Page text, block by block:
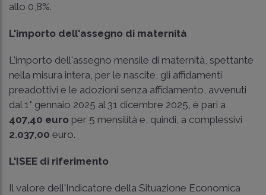
allo 0,8%.
L'importo dell'assegno di maternità
L'importo dell'assegno mensile di maternità, spettante
nella misura intera, per le nascite, gli affidamenti
preadottivi e le adozioni senza affidamento, avvenuti
dal 1° gennaio 2025 al 31 dicembre 2025, è pari a
407,40 euro per 5 mensilità e, quindi, a complessivi
2.037,00 euro.
L'ISEE di riferimento
Il valore dell'Indicatore della Situazione Economica